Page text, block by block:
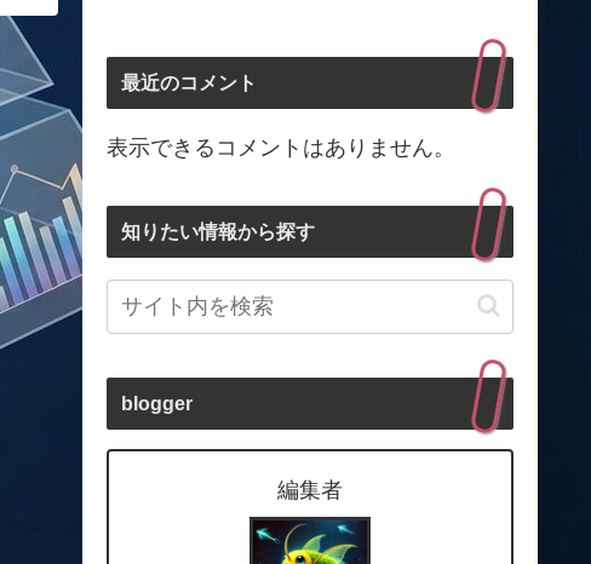
最近のコメント
表示できるコメントはありません。
知りたい情報から探す
blogger
編集者